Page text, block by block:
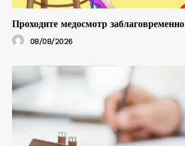
Проходите медосмотр заблаговременно
08/08/2026